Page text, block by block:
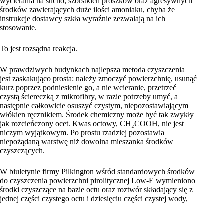
środków zawierających duże ilości amoniaku, chyba że
instrukcje dostawcy szkła wyraźnie zezwalają na ich
stosowanie.
To jest rozsądna reakcja.
W prawdziwych budynkach najlepsza metoda czyszczenia
jest zaskakująco prosta: należy zmoczyć powierzchnię, usunąć
kurz poprzez podniesienie go, a nie wcieranie, przetrzeć
czystą ściereczką z mikrofibry, w razie potrzeby umyć, a
następnie całkowicie osuszyć czystym, niepozostawiającym
włókien ręcznikiem. Środek chemiczny może być tak zwykły
jak rozcieńczony ocet. Kwas octowy, CH₂COOH, nie jest
niczym wyjątkowym. Po prostu rzadziej pozostawia
niepożądaną warstwę niż dowolna mieszanka środków
czyszczących.
W biuletynie firmy Pilkington wśród standardowych środków
do czyszczenia powierzchni pirolitycznej Low-E wymieniono
środki czyszczące na bazie octu oraz roztwór składający się z
jednej części czystego octu i dziesięciu części czystej wody,